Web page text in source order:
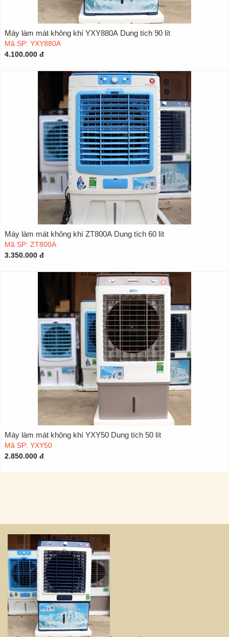
Máy làm mát không khí YXY880A Dung tích 90 lít
Mã SP: YXY880A
4.100.000 đ
Máy làm mát không khí ZT800A Dung tích 60 lít
Mã SP: ZT800A
3.350.000 đ
Máy làm mát không khí YXY50 Dung tích 50 lít
Mã SP: YXY50
2.850.000 đ